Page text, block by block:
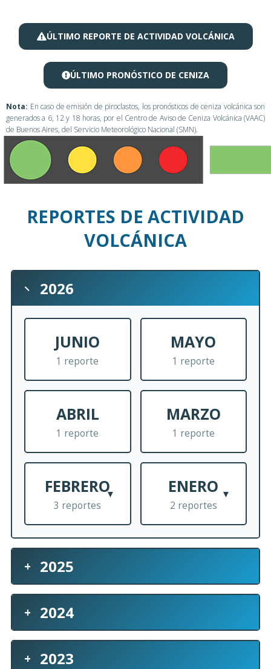
ÚLTIMO REPORTE DE ACTIVIDAD VOLCÁNICA
ÚLTIMO PRONÓSTICO DE CENIZA
Nota: En caso de emisión de piroclastos, los pronósticos de ceniza volcánica son
generados a 6, 12 y 18 horas, por el Centro de Aviso de Ceniza Volcánica (VAAC)
de Buenos Aires, del Servicio Meteorológico Nacional (SMN).